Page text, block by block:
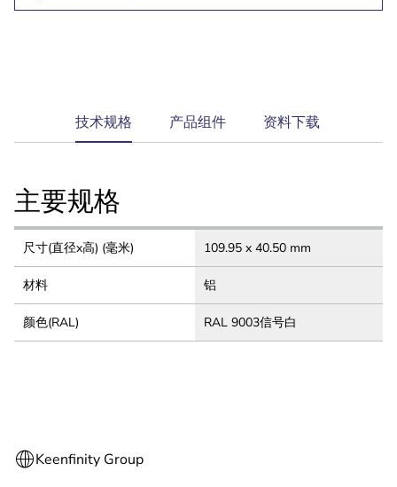
current
tab:
技术规格 产品组件 资料下载
主要规格
尺寸(直径x高) (毫米) 109.95 x 40.50 mm
材料 铝
颜色(RAL) RAL 9003信号白